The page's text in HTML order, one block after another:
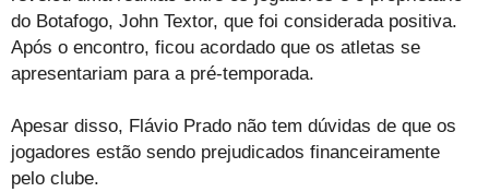
do Botafogo, John Textor, que foi considerada positiva.
Após o encontro, ficou acordado que os atletas se
apresentariam para a pré-temporada.
Apesar disso, Flávio Prado não tem dúvidas de que os
jogadores estão sendo prejudicados financeiramente
pelo clube.